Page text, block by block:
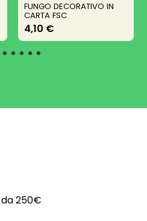
FUNGO DECORATIVO IN
CARTA FSC
4,10 €
250€